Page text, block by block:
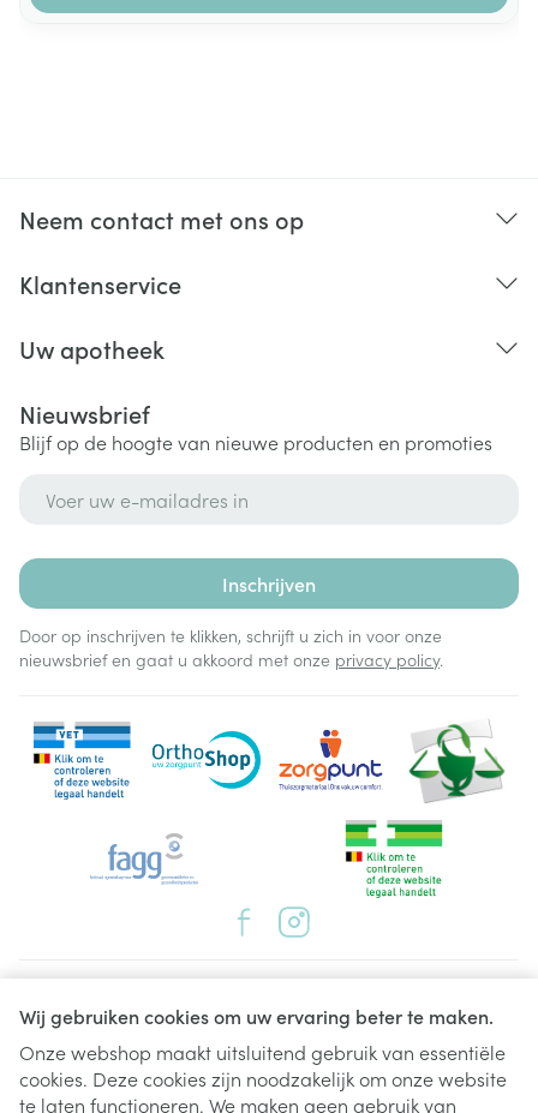
Wij gebruiken cookies om uw ervaring beter te maken.
Onze webshop maakt uitsluitend gebruik van essentiële
cookies. Deze cookies zijn noodzakelijk om onze website
te laten functioneren. We maken geen gebruik van
Neem contact met ons op
Klantenservice
Uw apotheek
Nieuwsbrief
Blijf op de hoogte van nieuwe producten en promoties
Inschrijven
Door op inschrijven te klikken, schrijft u zich in voor onze
nieuwsbrief en gaat u akkoord met onze privacy policy.
Juridische links